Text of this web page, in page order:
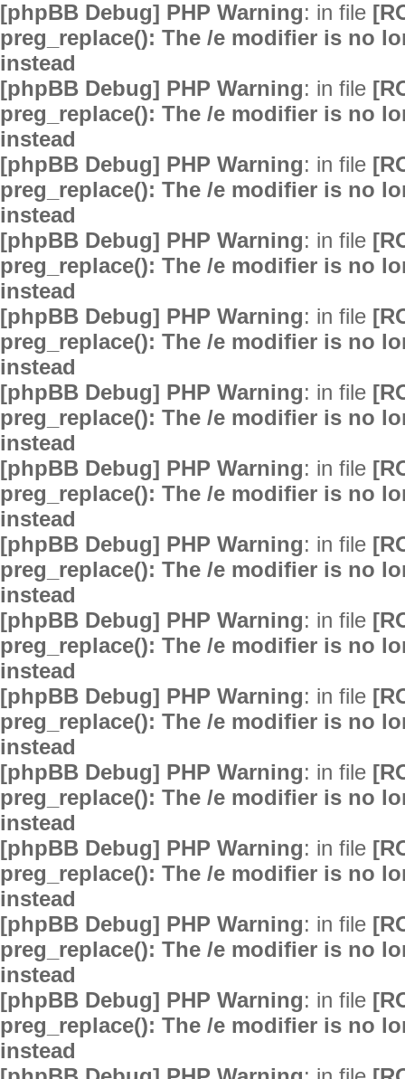
[phpBB Debug] PHP Warning: in file
preg_replace(): The /e modifier is no
instead
[phpBB Debug] PHP Warning: in file
preg_replace(): The /e modifier is no
instead
[phpBB Debug] PHP Warning: in file
preg_replace(): The /e modifier is no
instead
[phpBB Debug] PHP Warning: in file
preg_replace(): The /e modifier is no
instead
[phpBB Debug] PHP Warning: in file
preg_replace(): The /e modifier is no
instead
[phpBB Debug] PHP Warning: in file
preg_replace(): The /e modifier is no
instead
[phpBB Debug] PHP Warning: in file
preg_replace(): The /e modifier is no
instead
[phpBB Debug] PHP Warning: in file
preg_replace(): The /e modifier is no
instead
[phpBB Debug] PHP Warning: in file
preg_replace(): The /e modifier is no
instead
[phpBB Debug] PHP Warning: in file
preg_replace(): The /e modifier is no
instead
[phpBB Debug] PHP Warning: in file
preg_replace(): The /e modifier is no
instead
[phpBB Debug] PHP Warning: in file
preg_replace(): The /e modifier is no
instead
[phpBB Debug] PHP Warning: in file
preg_replace(): The /e modifier is no
instead
[phpBB Debug] PHP Warning: in file
preg_replace(): The /e modifier is no
instead